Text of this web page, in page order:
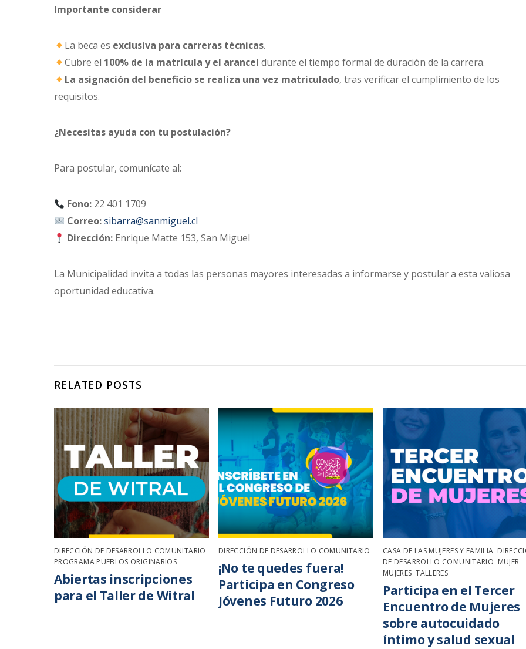
Importante considerar
La beca es exclusiva para carreras técnicas.
Cubre el 100% de la matrícula y el arancel durante el tiempo formal de duración de la carrera.
La asignación del beneficio se realiza una vez matriculado, tras verificar el cumplimiento de los
requisitos.
¿Necesitas ayuda con tu postulación?
Para postular, comunícate al:
Fono: 22 401 1709
Correo:sibarra@sanmiguel.cl
Dirección: Enrique Matte 153, San Miguel
La Municipalidad invita a todas las personas mayores interesadas a informarse y postular a esta valiosa
oportunidad educativa.
RELATED POSTS
DIRECCIÓN DE DESARROLLO COMUNITARIO
PROGRAMA PUEBLOS ORIGINARIOS
Abiertas inscripciones
para el Taller de Witral
DIRECCIÓN DE DESARROLLO COMUNITARIO
¡No te quedes fuera!
Participa en Congreso
Jóvenes Futuro 2026
CASA DE LAS MUJERES Y FAMILIA
DE DESARROLLO COMUNITARIO MUJER
MUJERES ,TALLERES
Participa en el Tercer
Encuentro de Mujeres
sobre autocuidado
íntimo y salud sexual